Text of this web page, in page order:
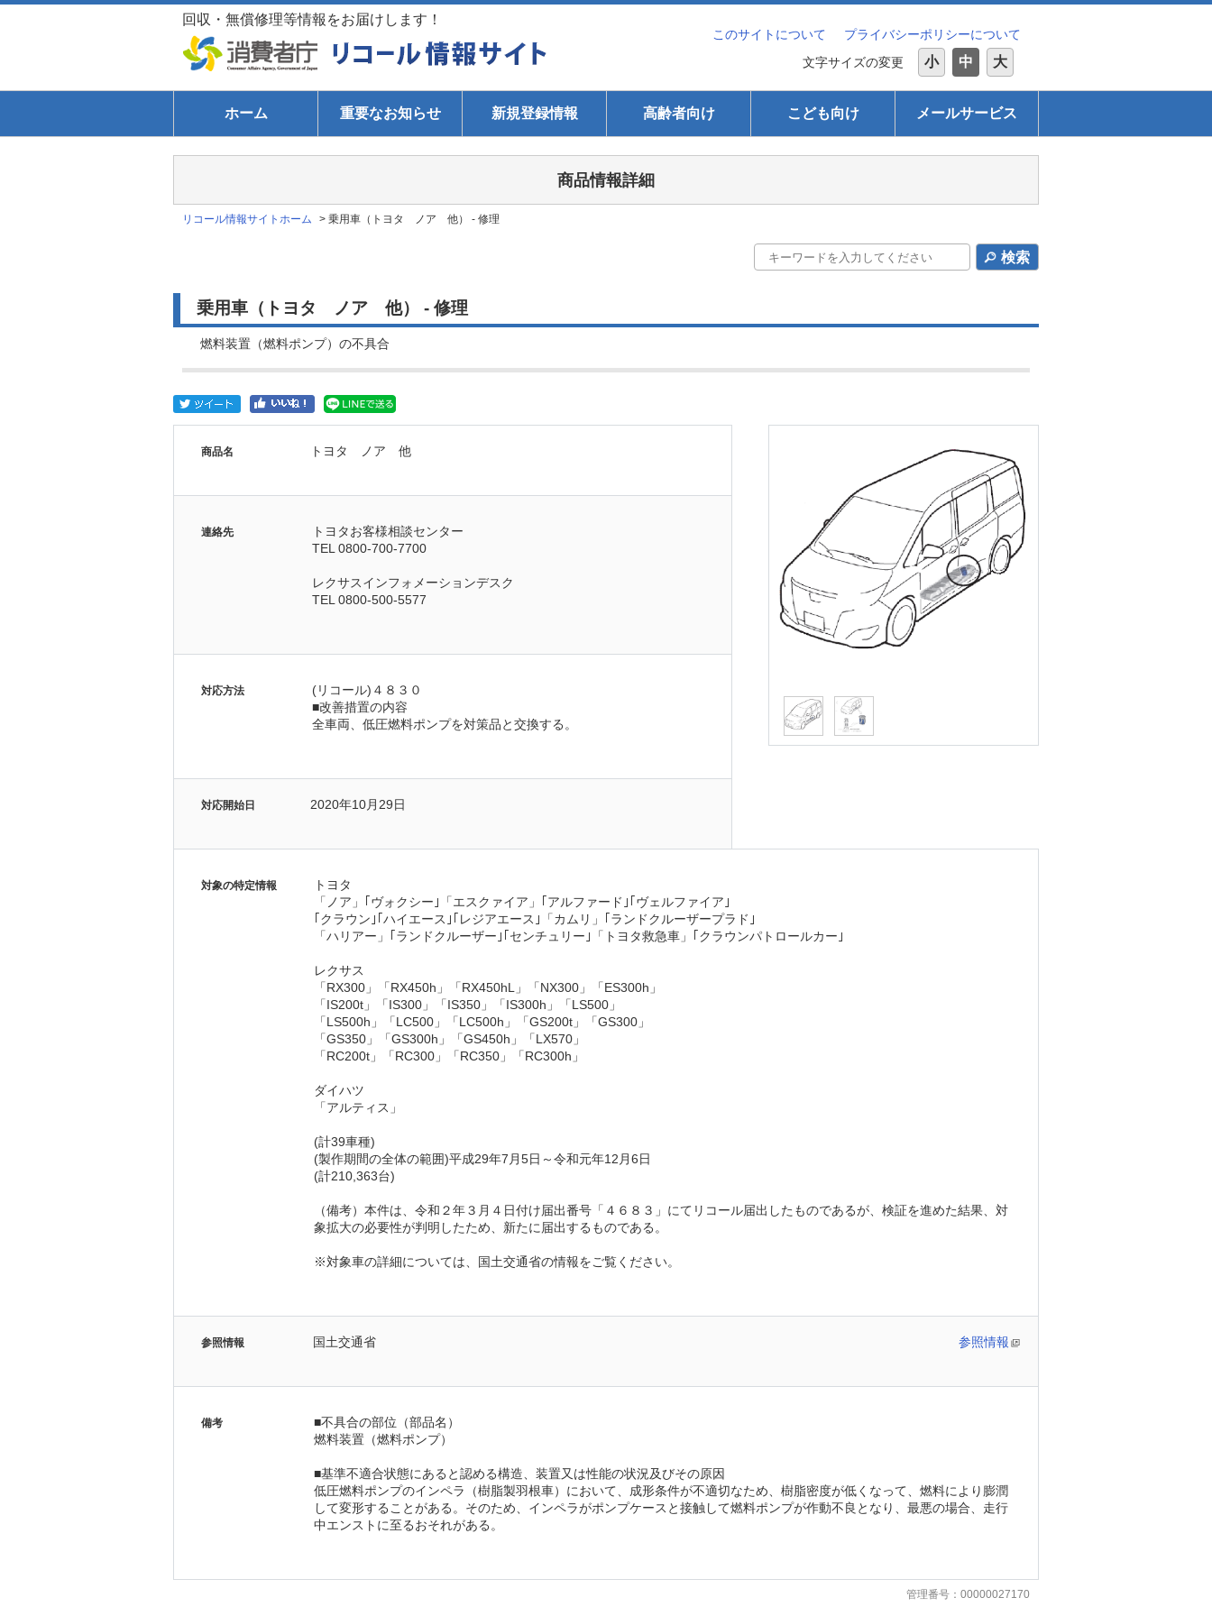
回収・無償修理等情報をお届けします！
このサイトについて
プライバシーポリシーについて
文字サイズの変更
小 中 大
ホーム 重要なお知らせ 新規登録情報 高齢者向け こども向け メールサービス
商品情報詳細
リコール情報サイトホーム > 乗用車（トヨタ ノア 他） - 修理
検索
乗用車（トヨタ ノア 他） - 修理
燃料装置（燃料ポンプ）の不具合
商品名 トヨタ ノア 他
連絡先
トヨタお客様相談センター
TEL 0800-700-7700
レクサスインフォメーションデスク
TEL 0800-500-5577
対応方法
(リコール)４８３０
■改善措置の内容
全車両、低圧燃料ポンプを対策品と交換する。
対応開始日 2020年10月29日
対象の特定情報
トヨタ
「ノア」｢ヴォクシー｣「エスクァイア」｢アルファード｣｢ヴェルファイア｣
｢クラウン｣｢ハイエース｣｢レジアエース｣「カムリ」｢ランドクルーザープラド｣
「ハリアー」｢ランドクルーザー｣｢センチュリー｣「トヨタ救急車」｢クラウンパトロールカー｣
レクサス
「RX300」「RX450h」「RX450hL」「NX300」「ES300h」
「IS200t」「IS300」「IS350」「IS300h」「LS500」
「LS500h」「LC500」「LC500h」「GS200t」「GS300」
「GS350」「GS300h」「GS450h」「LX570」
「RC200t」「RC300」「RC350」「RC300h」
ダイハツ
「アルティス」
(計39車種)
(製作期間の全体の範囲)平成29年7月5日～令和元年12月6日
(計210,363台)
（備考）本件は、令和２年３月４日付け届出番号「４６８３」にてリコール届出したものであるが、検証を進めた結果、対
象拡大の必要性が判明したため、新たに届出するものである。
※対象車の詳細については、国土交通省の情報をご覧ください。
参照情報 国土交通省 参照情報
備考
■不具合の部位（部品名）
燃料装置（燃料ポンプ）
■基準不適合状態にあると認める構造、装置又は性能の状況及びその原因
低圧燃料ポンプのインペラ（樹脂製羽根車）において、成形条件が不適切なため、樹脂密度が低くなって、燃料により膨潤
して変形することがある。そのため、インペラがポンプケースと接触して燃料ポンプが作動不良となり、最悪の場合、走行
中エンストに至るおそれがある。
管理番号：00000027170